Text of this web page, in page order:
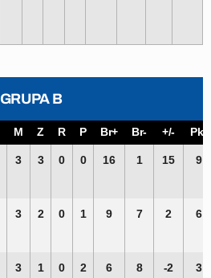
GRUPA B
M Z R P Br+ Br- +/- Pkt
3 3 0 0 16 1 15 9
3 2 0 1 9 7 2 6
3 1 0 2 6 8 -2 3